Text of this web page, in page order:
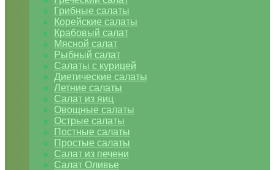
Грибные салаты
Корейские салаты
Крабовый салат
Мясной салат
Рыбный салат
Салаты с курицей
Диетические салаты
Летние салаты
Салат из яиц
Овощные салаты
Острые салаты
Постные салаты
Простые салаты
Салат из печени
Салат Оливье